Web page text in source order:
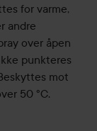
for varme,
andre
over åpen
punkteres
mot
50 °C.